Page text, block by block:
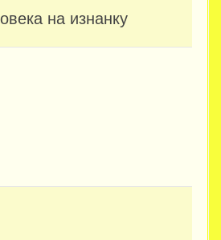
на изнанку